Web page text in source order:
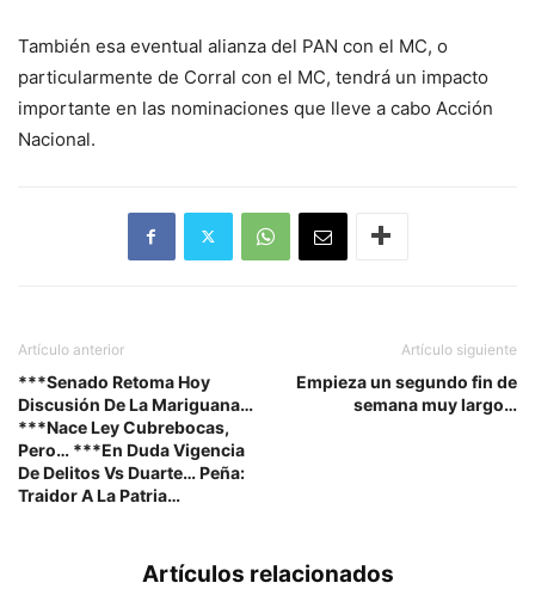
También esa eventual alianza del PAN con el MC, o
particularmente de Corral con el MC, tendrá un impacto
importante en las nominaciones que lleve a cabo Acción
Nacional.
Artículo anterior
***Senado Retoma Hoy
Discusión De La Mariguana…
***Nace Ley Cubrebocas,
Pero… ***En Duda Vigencia
De Delitos Vs Duarte… Peña:
Traidor A La Patria…
Artículo siguiente
Empieza un segundo fin de
semana muy largo…
Artículos relacionados